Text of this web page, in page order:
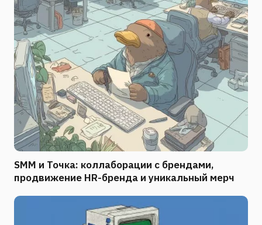
SMM и Точка: коллаборации с брендами,
продвижение HR-бренда и уникальный мерч